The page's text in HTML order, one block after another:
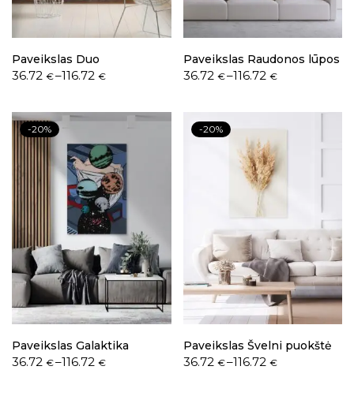
Paveikslas Duo
36.72 €–116.72€
Paveikslas Raudonos lūpos
36.72 €–116.72 €
-20%
Paveikslas Galaktika
36.72 €–116.72€
-20%
Paveikslas Švelni puokštė
36.72 €–116.72 €